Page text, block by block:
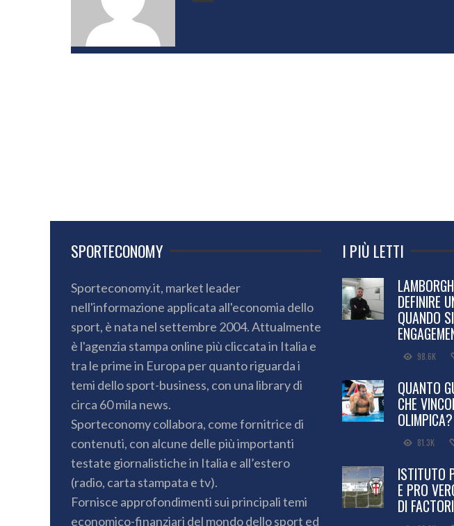
SPORTECONOMY
Sporteconomy.it, market leader
nell'informazione applicata all'economia dello
sport, è nata nel settembre 2004. Attualmente
è l'agenzia stampa online più cliccata in Italia e
tra le prime in Europa per quanto riguarda i
temi dello sport-business, con una library di
circa 60 mila news.
Sporteconomy collabora, come fornitrice di
contenuti, con alcune delle più importanti
testate giornalistiche in Italia e all’estero
(radio, carta stampata e tv).
Fornisce approfondimenti sui principali temi
economico-finanziari del mondo dello sport ed
I PIÙ LETTI
DEFINIRE
QUANDO
98.6K
QUANTO
CHE
OLIMPICA?
81.3K
ISTITUTO
E PRO
DI